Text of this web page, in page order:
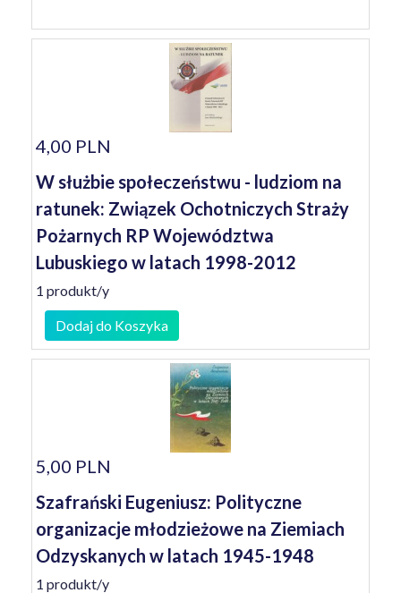
4,00 PLN
W służbie społeczeństwu - ludziom na
ratunek: Związek Ochotniczych Straży
Pożarnych RP Województwa
Lubuskiego w latach 1998-2012
1 produkt/y
Dodaj do Koszyka
5,00 PLN
Szafrański Eugeniusz: Polityczne
organizacje młodzieżowe na Ziemiach
Odzyskanych w latach 1945-1948
1 produkt/y